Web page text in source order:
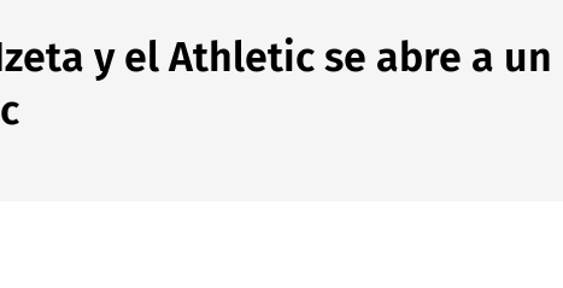
y el Athletic se abre a un